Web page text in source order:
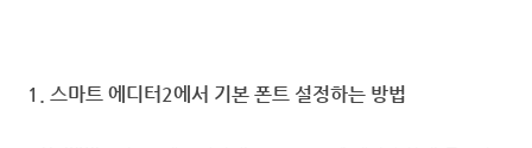
1. 스마트 에디터2에서 기본 폰트 설정하는 방법